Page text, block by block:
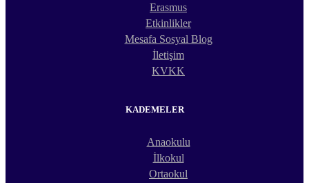
Erasmus
Etkinlikler
Mesafa Sosyal Blog
İletişim
KVKK
KADEMELER
Anaokulu
İlkokul
Ortaokul